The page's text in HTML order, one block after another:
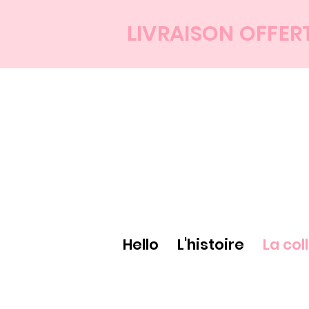
LIVRAISON
Hello L'histoire La